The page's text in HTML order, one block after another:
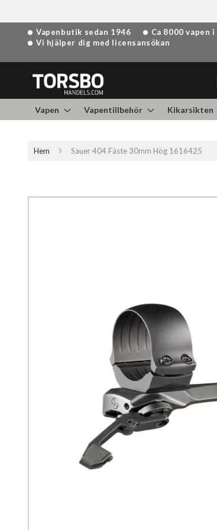
Hoppa
till
Vapenbutik sedan 1946
Ca 8000 vapen
Vi hjälper dig med licensansökan
Vapen Vapentillbehör Kikarsikten
Hem Sauer 404 Fäste 30mm Hög 1616425